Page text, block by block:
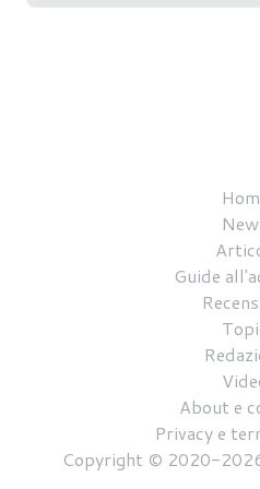
Guide
About e
Privacy e
Copyright © 2020-